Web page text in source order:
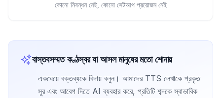
কোনো নিবন্ধন নেই, কোনো সেটআপ প্রয়োজন নেই
বাস্তবসম্মত কণ্ঠস্বর যা আসল মানুষের মতো শোনায়
একঘেয়ে বক্তব্যকে বিদায় বলুন। আমাদের TTS লেখাকে প্রকৃত
সুর এবং আবেগ দিতে AI ব্যবহার করে, প্রতিটি শব্দকে স্বাভাবিক